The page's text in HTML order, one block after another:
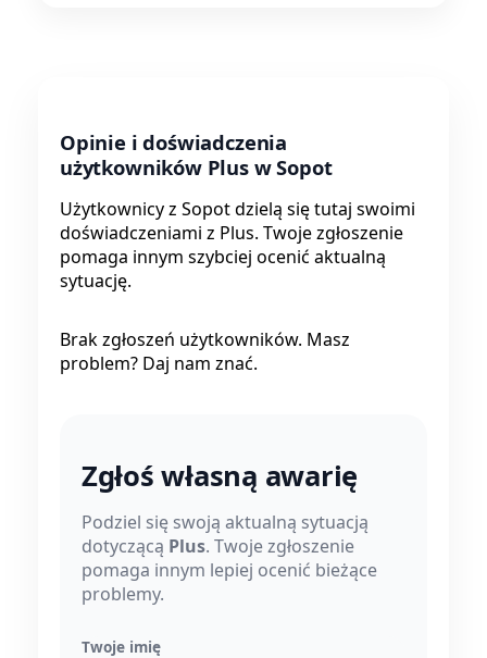
Opinie i doświadczenia
użytkowników Plus w Sopot
Użytkownicy z Sopot dzielą się tutaj swoimi
doświadczeniami z Plus. Twoje zgłoszenie
pomaga innym szybciej ocenić aktualną
sytuację.
Brak zgłoszeń użytkowników. Masz
problem? Daj nam znać.
Zgłoś własną awarię
Podziel się swoją aktualną sytuacją
dotyczącą Plus. Twoje zgłoszenie
pomaga innym lepiej ocenić bieżące
problemy.
Twoje imię